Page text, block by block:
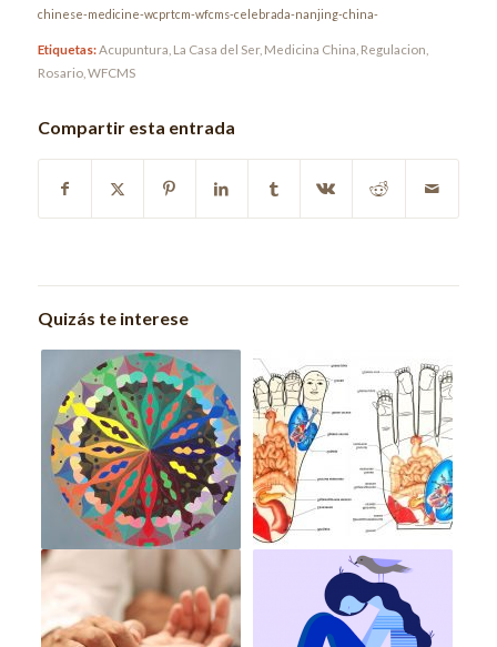
chinese-medicine-wcprtcm-wfcms-celebrada-nanjing-china-
Etiquetas:Acupuntura La Casa del Ser, Medicina China Regulacion
Rosario, WFCMS
Compartir esta entrada
Quizás te interese